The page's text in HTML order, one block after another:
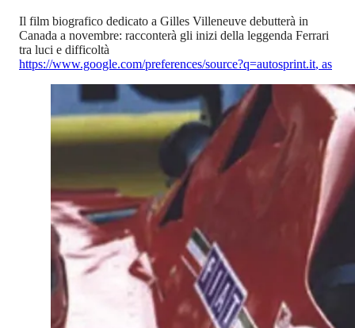
Il film biografico dedicato a Gilles Villeneuve debutterà in
Canada a novembre: racconterà gli inizi della leggenda Ferrari
tra luci e difficoltà
https://www.google.com/preferences/source?q=autosprint.it, as